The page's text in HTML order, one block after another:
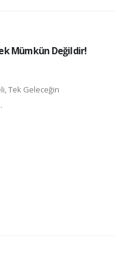
Mümkün Değildir!
Tek Geleceğin